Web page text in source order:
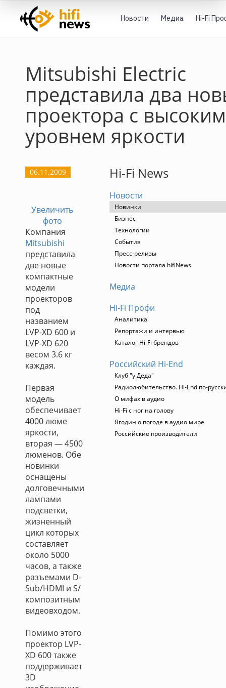
Новости Медиа Hi-Fi
Mitsubishi Electric
представила два
проектора с высоким
уровнем яркости
06.11.2009
Увеличить
фото
Компания
Mitsubishi
представила
две новые
компактные
модели
проекторов
под
названием
LVP-XD 600 и
LVP-XD 620
весом 3.6 кг
каждая.
Первая
модель
обеспечивает
4000 люме
яркости,
вторая — 4500
люменов. Обе
новинки
оснащены
долговечными
лампами
подсветки,
жизненный
цикл которых
составляет
около 5000
часов, а также
разъемами D-
Sub/HDMI и S/
композитным
видеовходом.
Помимо этого
проектор LVP-
XD 600 также
поддерживает
3D
Hi-Fi News
Новости
Новинки
Бизнес
Технологии
События
Пресс-релизы
Новости портала hifiNews
Медиа
Hi-Fi Профи
Аналитика
Репортажи и интервью
Каталог Hi-Fi брендов
Российский Hi-End
Клуб "у Деда"
Радиолюбительство. Hi-End по-
О мифах в аудио
Hi-Fi с ног на голову
Ягодин о погоде в аудио мире
Российские производители